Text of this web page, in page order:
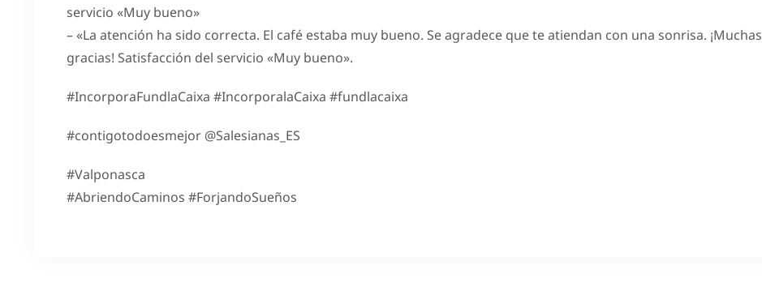
servicio «Muy bueno»
– «La atención ha sido correcta. El café estaba muy bueno. Se agradece que te atiendan con una sonrisa. ¡Muchas
gracias! Satisfacción del servicio «Muy bueno».
#IncorporaFundlaCaixa #IncorporalaCaixa #fundlacaixa
#contigotodoesmejor @Salesianas_ES
#Valponasca
#AbriendoCaminos #ForjandoSueños